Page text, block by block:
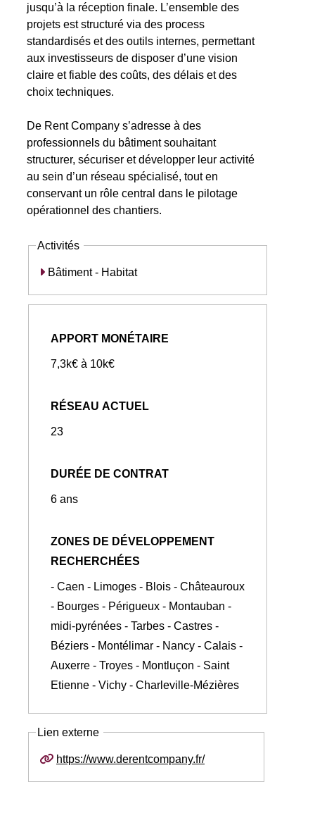
jusqu’à la réception finale. L’ensemble des
projets est structuré via des process
standardisés et des outils internes, permettant
aux investisseurs de disposer d’une vision
claire et fiable des coûts, des délais et des
choix techniques.
De Rent Company s’adresse à des
professionnels du bâtiment souhaitant
structurer, sécuriser et développer leur activité
au sein d’un réseau spécialisé, tout en
conservant un rôle central dans le pilotage
opérationnel des chantiers.
Activités
Bâtiment - Habitat
APPORT MONÉTAIRE
7,3k€ à 10k€
RÉSEAU ACTUEL
23
DURÉE DE CONTRAT
6 ans
ZONES DE DÉVELOPPEMENT
RECHERCHÉES
- Caen - Limoges - Blois - Châteauroux
- Bourges - Périgueux - Montauban -
midi-pyrénées - Tarbes - Castres -
Béziers - Montélimar - Nancy - Calais -
Auxerre - Troyes - Montluçon - Saint
Etienne - Vichy - Charleville-Mézières
Lien externe
https://www.derentcompany.fr/